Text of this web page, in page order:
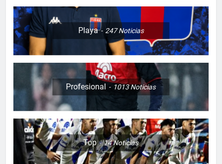
Playa 247Noticias
Profesional 1013Noticias
Top 14Noticias